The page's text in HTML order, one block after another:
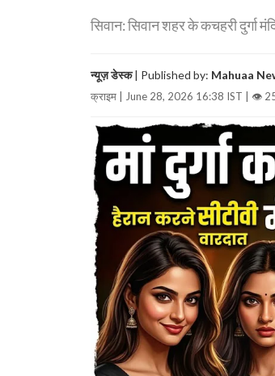
सिवान: सिवान शहर के कचहरी दुर्गा
न्यूज़ डेस्क| Published by: Mahuaa
क्राइम | June 28, 2026 16:38 IST | 👁